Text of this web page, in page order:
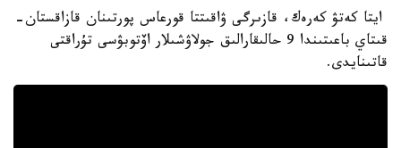
ايتا كەتۋ كەرەك، قازىرگى ۋاقىتتا قورعاس پورتىنان قازاقستان-
قىتاي باعىتىندا 9 حالىقارالىق جولاۋشىلار اۆتوبۋسى تۇراقتى
قاتىنايدى.